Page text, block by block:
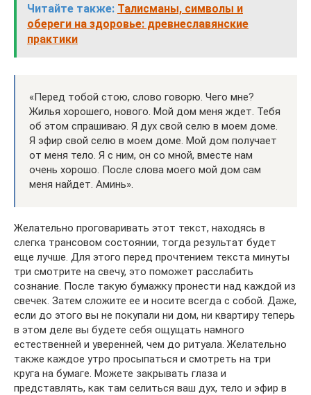
Читайте также: Талисманы, символы и
обереги на здоровье: древнеславянские
практики
«Перед тобой стою, слово говорю. Чего мне?
Жилья хорошего, нового. Мой дом меня ждет. Тебя
об этом спрашиваю. Я дух свой селю в моем доме.
Я эфир свой селю в моем доме. Мой дом получает
от меня тело. Я с ним, он со мной, вместе нам
очень хорошо. После слова моего мой дом сам
меня найдет. Аминь».
Желательно проговаривать этот текст, находясь в
слегка трансовом состоянии, тогда результат будет
еще лучше. Для этого перед прочтением текста минуты
три смотрите на свечу, это поможет расслабить
сознание. После такую бумажку пронести над каждой из
свечек. Затем сложите ее и носите всегда с собой. Даже,
если до этого вы не покупали ни дом, ни квартиру теперь
в этом деле вы будете себя ощущать намного
естественней и уверенней, чем до ритуала. Желательно
также каждое утро просыпаться и смотреть на три
круга на бумаге. Можете закрывать глаза и
представлять, как там селиться ваш дух, тело и эфир в